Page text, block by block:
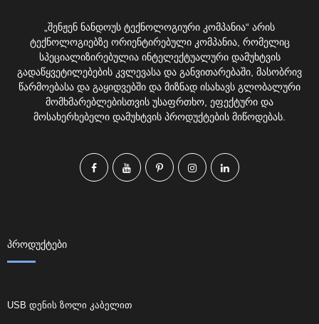
„შენჟენ ნანდოუს ტექნოლოგიური კომპანია“ არის
ტექნოლოგიებზე ორიენტირებული კომპანია, რომელიც
სპეციალიზირებულია ინტელექტუალური დამუხტვის
გადაწყვეტილებების კვლევასა და განვითარებაში, მასობრივ
წარმოებასა და გაყიდვებში და მიზნად ისახავს გლობალური
მომხმარებლებისთვის უსაფრთხო, ეფექტური და
მოსახერხებელი დამუხტვის პროდუქტების მიწოდებას.
ᲞᲠᲝᲓᲣᲥᲢᲔᲑᲘ
USB დენის ზოლი კაბელით